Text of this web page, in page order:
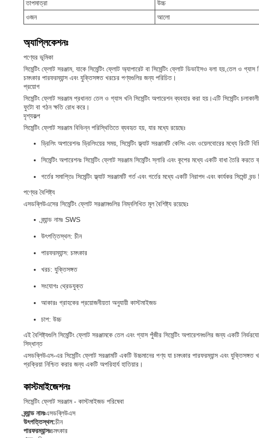
তাপমাত্রা
উচ্চ
ওজন
আলো
অ্যাপ্লিকেশনঃ
পণ্যের ভূমিকা
সিমেন্টিং ফ্লোট সরঞ্জাম, যাকে সিমেন্টিং ফ্লোট অ্যাপারেট বা সিমেন্টিং ফ্লোট ডিভাইসও বলা হয়,তেল ও
চমৎকার পারফরম্যান্স এবং যুক্তিসঙ্গত খরচের পণ্যগুলির জন্য পরিচিত।
প্রয়োগ
সিমেন্টিং ফ্লোট সরঞ্জাম প্রধানত তেল ও গ্যাস খনি সিমেন্টিং অপারেশন ব্যবহার করা হয়।এটি সিমেন্টিং
ফুটো বা গঠন ক্ষতি রোধ করে।
দৃশ্যকল্প
সিমেন্টিং ফ্লোট সরঞ্জাম বিভিন্ন পরিস্থিতিতে ব্যবহৃত হয়, যার মধ্যে রয়েছেঃ
ড্রিলিং অপারেশনঃ ড্রিলিংয়ের সময়, সিমেন্টিং ফ্ল্যাট সরঞ্জামটি কেসিং এবং ওয়েলবোরের মধ্যে
সিমেন্টিং অপারেশনঃ সিমেন্টিং ফ্লোট সরঞ্জাম সিমেন্টিং স্লারি এবং কূপের মধ্যে একটি বাধা
গর্তের সমাপ্তিঃ সিমেন্টিং ফ্ল্যাট সরঞ্জামটি গর্ত এবং গর্তের মধ্যে একটি নিরাপদ এবং কার্যকর
পণ্যের বৈশিষ্ট্য
এসডব্লিউএসের সিমেন্টিং ফ্লোট সরঞ্জামগুলির নিম্নলিখিত মূল বৈশিষ্ট্য রয়েছেঃ
ব্র্যান্ড নামঃ SWS
উৎপত্তিস্থল: চীন
পারফরম্যান্স: চমৎকার
খরচ: যুক্তিসঙ্গত
সংযোগঃ থ্রেডযুক্ত
আকারঃ গ্রাহকের প্রয়োজনীয়তা অনুযায়ী কাস্টমাইজড
চাপ: উচ্চ
এই বৈশিষ্ট্যগুলি সিমেন্টিং ফ্লোট সরঞ্জামকে তেল এবং গ্যাস পুঁজীর সিমেন্টিং অপারেশনগুলির জন্য একটি
সিদ্ধান্ত
এসডব্লিউএস-এর সিমেন্টিং ফ্লোট সরঞ্জামটি একটি উচ্চমানের পণ্য যা চমৎকার পারফরম্যান্স এবং
প্রক্রিয়া নিশ্চিত করার জন্য একটি অপরিহার্য হাতিয়ার।
কাস্টমাইজেশনঃ
সিমেন্টিং ফ্লোট সরঞ্জাম - কাস্টমাইজড পরিষেবা
ব্র্যান্ড নামঃএসডব্লিউএস
উৎপত্তিস্থল:চীন
পারফরম্যান্সঃচমৎকার